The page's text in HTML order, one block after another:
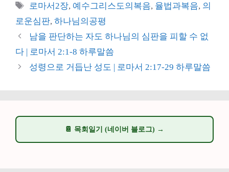
리
태
그
로마서2장, 예수그리스도의복음, 율법과복음, 의
로운심판, 하나님의공평
남을 판단하는 자도 하나님의 심판을 피할 수 없
다 | 로마서 2:1-8 하루말씀
성령으로 거듭난 성도 | 로마서 2:17-29 하루말씀
📔 목회일기 (네이버 블로그) →